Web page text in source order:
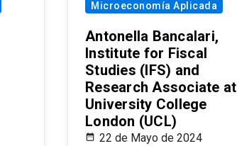
Microeconomía Aplicada
Antonella Bancalari,
Institute for Fiscal
Studies (IFS) and
Research Associate at
University College
London (UCL)
22 de Mayo de 2024